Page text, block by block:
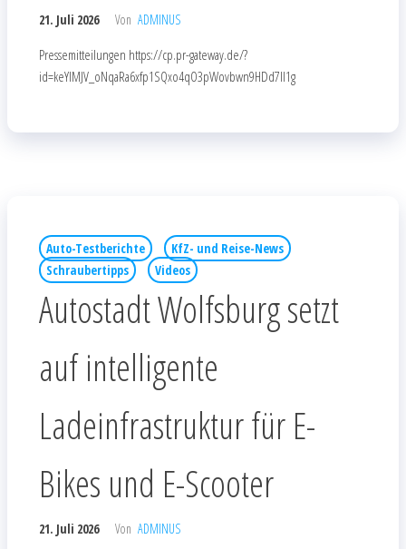
21. Juli 2026 Von ADMINUS
Pressemitteilungen https://cp.pr-gateway.de/?
id=keYlMJV_oNqaRa6xfp1SQxo4qO3pWovbwn9HDd7Il1g
Auto-Testberichte
KfZ- und Reise-News
Schraubertipps
Videos
Autostadt Wolfsburg setzt
auf intelligente
Ladeinfrastruktur für E-
Bikes und E-Scooter
21. Juli 2026 Von ADMINUS